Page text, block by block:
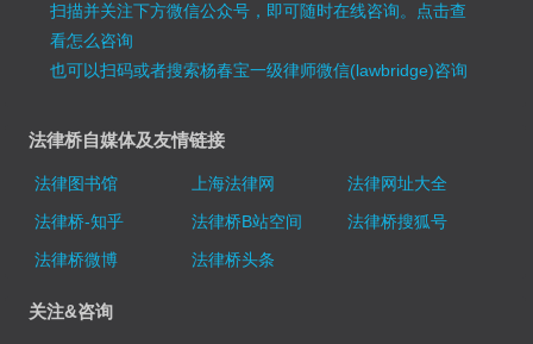
扫描并关注下方微信公众号，即可随时在线咨询。 点击查
看怎么咨询
也可以扫码或者搜索杨春宝一级律师微信(lawbridge)咨询
法律桥自媒体及友情链接
法律图书馆 上海法律网
法律网址大全
法律桥-知乎
法律桥B站空间
法律桥搜狐号
法律桥微博
法律桥头条
关注&咨询